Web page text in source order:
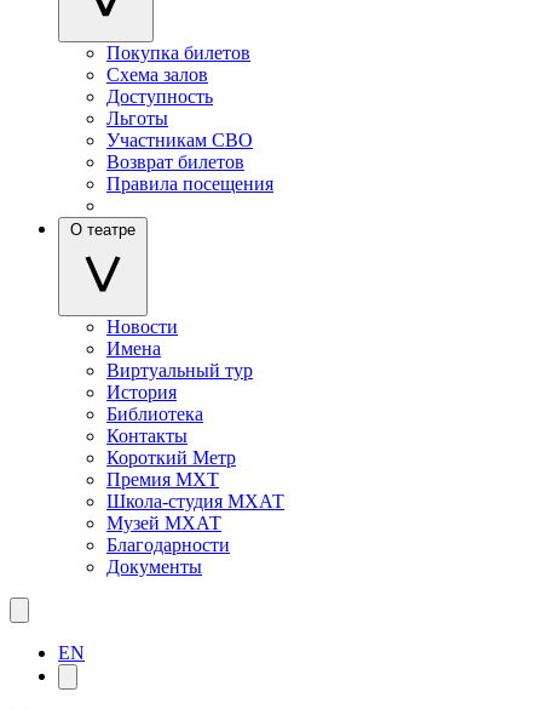
Покупка билетов
Схема залов
Доступность
Льготы
Участникам СВО
Возврат билетов
Правила посещения
О театре
Новости
Имена
Виртуальный тур
История
Библиотека
Контакты
Короткий Метр
Премия МХТ
Школа-студия МХАТ
Музей МХАТ
Благодарности
Документы
EN